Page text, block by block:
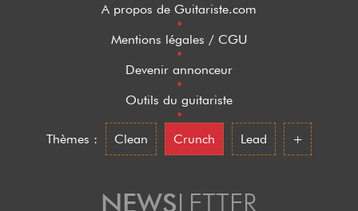
A propos de Guitariste.com
•
Mentions légales / CGU
•
Devenir annonceur
•
Outils du guitariste
•
Thèmes :
Clean Crunch Lead +
NEWSLETTER